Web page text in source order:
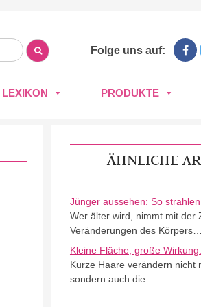
Folge uns auf:
LEXIKON PRODUKTE
ÄHNLICHE
Jünger aussehen: So
Wer älter wird, nimmt mit der
Veränderungen des Körpers…
Kleine Fläche, große
Kurze Haare verändern nicht
sondern auch die…